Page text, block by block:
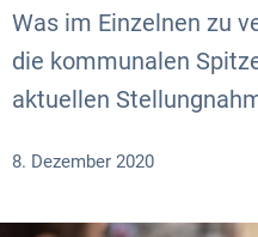
Was im Einzelnen zu
die kommunalen
aktuellen
8. Dezember 2020